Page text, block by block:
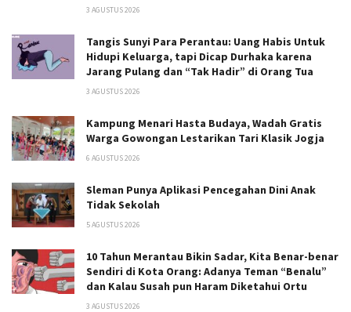
3 AGUSTUS 2026
Tangis Sunyi Para Perantau: Uang Habis Untuk
Hidupi Keluarga, tapi Dicap Durhaka karena
Jarang Pulang dan “Tak Hadir” di Orang Tua
3 AGUSTUS 2026
Kampung Menari Hasta Budaya, Wadah Gratis
Warga Gowongan Lestarikan Tari Klasik Jogja
6 AGUSTUS 2026
Sleman Punya Aplikasi Pencegahan Dini Anak
Tidak Sekolah
5 AGUSTUS 2026
10 Tahun Merantau Bikin Sadar, Kita Benar-benar
Sendiri di Kota Orang: Adanya Teman “Benalu”
dan Kalau Susah pun Haram Diketahui Ortu
3 AGUSTUS 2026